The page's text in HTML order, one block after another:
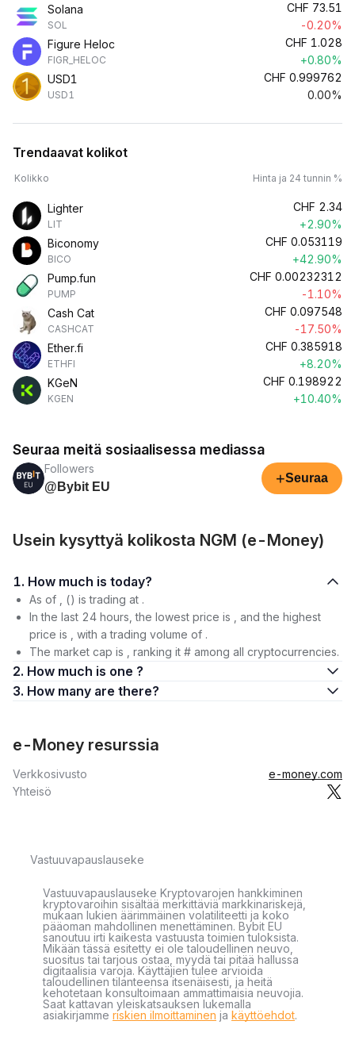
Solana
SOL
CHF 73.51
-0.20%
Figure Heloc
FIGR_HELOC
CHF 1.028
+0.80%
USD1
USD1
CHF 0.999762
0.00%
Trendaavat kolikot
Kolikko Hinta ja 24 tunnin %
Lighter
LIT
CHF 2.34
+2.90%
Biconomy
BICO
CHF 0.053119
+42.90%
Pump.fun
PUMP
CHF 0.00232312
-1.10%
Cash Cat
CASHCAT
CHF 0.097548
-17.50%
Ether.fi
ETHFI
CHF 0.385918
+8.20%
KGeN
KGEN
CHF 0.198922
+10.40%
Seuraa meitä sosiaalisessa mediassa
Followers
@Bybit EU
+Seuraa
Usein kysyttyä kolikosta NGM (e-Money)
1. How much is today?
As of , () is trading at .
In the last 24 hours, the lowest price is , and the highest
price is , with a trading volume of .
The market cap is , ranking it # among all cryptocurrencies.
2. How much is one ?
3. How many are there?
e-Money resurssia
Verkkosivusto
e-money.com
Yhteisö
Vastuuvapauslauseke
Vastuuvapauslauseke Kryptovarojen hankkiminen
kryptovaroihin sisältää merkittäviä markkinariskejä,
mukaan lukien äärimmäinen volatiliteetti ja koko
pääoman mahdollinen menettäminen. Bybit EU
sanoutuu irti kaikesta vastuusta toimien tuloksista.
Mikään tässä esitetty ei ole taloudellinen neuvo,
suositus tai tarjous ostaa, myydä tai pitää hallussa
digitaalisia varoja. Käyttäjien tulee arvioida
taloudellinen tilanteensa itsenäisesti, ja heitä
kehotetaan konsultoimaan ammattimaisia neuvojia.
Saat kattavan yleiskatsauksen lukemalla
asiakirjamme riskien ilmoittaminen ja käyttöehdot.